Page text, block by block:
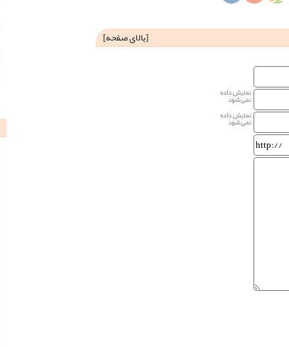
[بالای صفحه]
نمایش داده
نمی‌شود
نمایش داده
نمی‌شود